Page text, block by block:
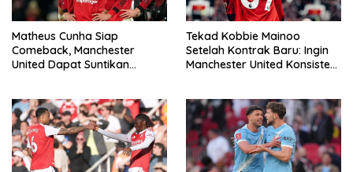
Matheus Cunha Siap
Comeback, Manchester
United Dapat Suntikan
Tekad Kobbie Mainoo
Setelah Kontrak Baru: Ingin
Manchester United Konsisten